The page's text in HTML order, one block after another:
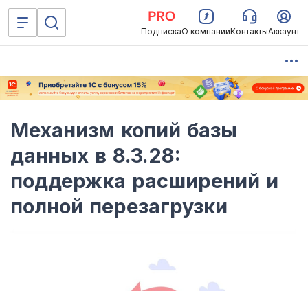
ПодпискаО компанииКонтактыАккаунт
Механизм копий базы
данных в 8.3.28:
поддержка расширений и
полной перезагрузки